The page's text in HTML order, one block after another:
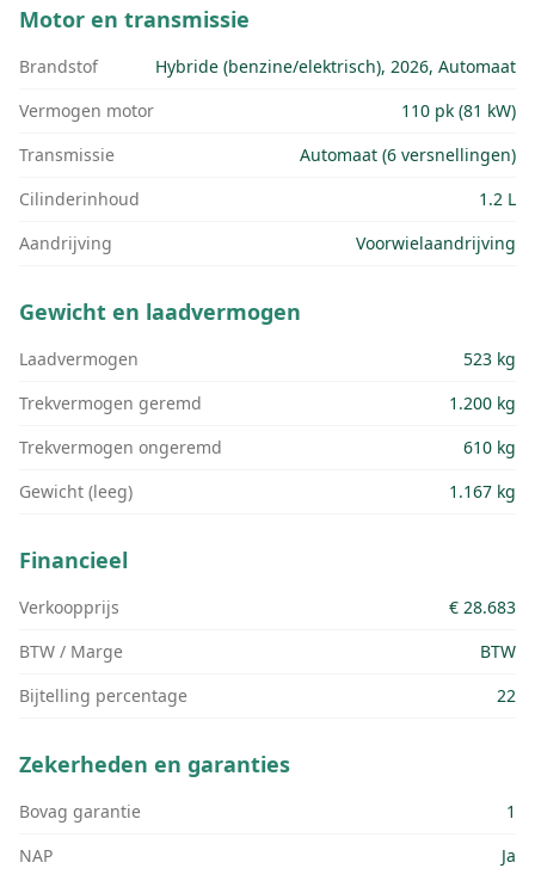
Motor en transmissie
Brandstof
Hybride (benzine/elektrisch), 2026, Automaat
Vermogen motor
110 pk (81 kW)
Transmissie
Automaat (6 versnellingen)
Cilinderinhoud
1.2 L
Aandrijving
Voorwielaandrijving
Gewicht en laadvermogen
Laadvermogen
523 kg
Trekvermogen geremd
1.200 kg
Trekvermogen ongeremd
610 kg
Gewicht (leeg)
1.167 kg
Financieel
Verkoopprijs
€ 28.683
BTW / Marge
BTW
Bijtelling percentage
22
Zekerheden en garanties
Bovag garantie
1
NAP
Ja